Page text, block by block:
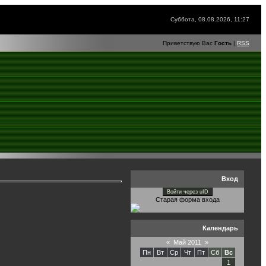
Суббота, 08.08.2026, 11:27
Приветствую Вас Гость | RSS
Вход
Войти через uID
Старая форма входа
Календарь
« Май 2011
»
Пн
Вт Ср Чт Пт Сб
Вс
1